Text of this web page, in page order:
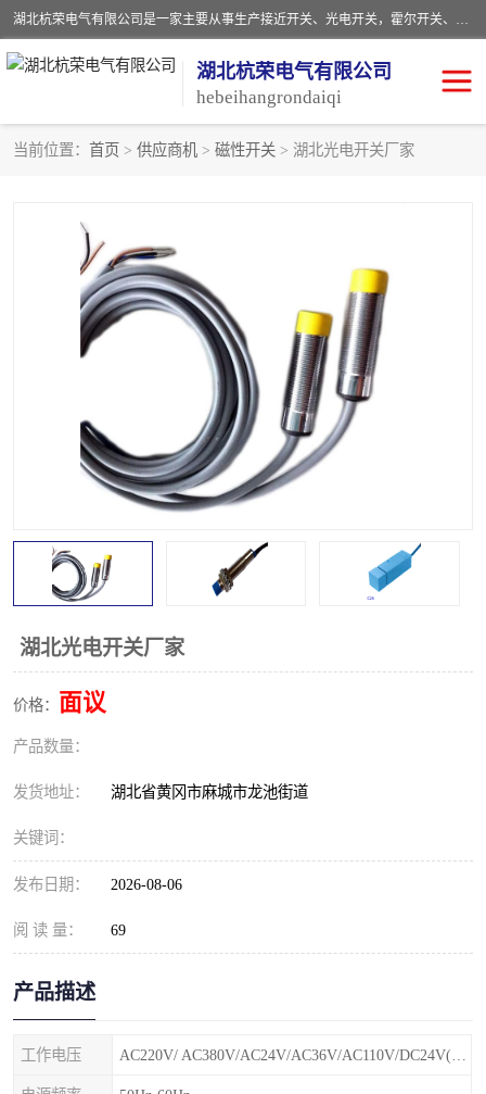
湖北杭荣电气有限公司是一家主要从事生产接近开关、光电开关，霍尔开关、两级跑偏开关、双向拉绳开关、速度监测器、皮带打滑开关、阻旋式料位开关、皮带纵向撕裂开关、溜槽堵塞开关、声光报警器、矿用磁性井筒开关等，主营行业：电气设备、仪器仪表制造, 高低压电器，成套电气设备，矿用防爆机电设备，皮带机综合保护系统，防爆电器，传感器，工矿配件，电器配件，自动化工业机器人的研发，制造，加工销售。
湖北杭荣电气有限公司
hebeihangrondaiqi
当前位置： 首页 > 供应商机 > 磁性开关 > 湖北光电开关厂家
湖北光电开关厂家
价格： 面议
产品数量：
发货地址： 湖北省黄冈市麻城市龙池街道
关键词：
发布日期： 2026-08-06
阅 读 量： 69
产品描述
工作电压
音叉开关
射频导纳 声光报警器
扬声器 滑线指示灯
光电开关
磁性开关 拉绳开关
撕裂开关
限位开关 速度检测器
速度传感器